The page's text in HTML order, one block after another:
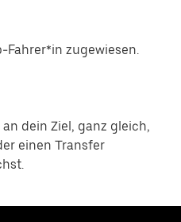
Fahrer*in zugewiesen.
dein Ziel, ganz gleich,
einen Transfer